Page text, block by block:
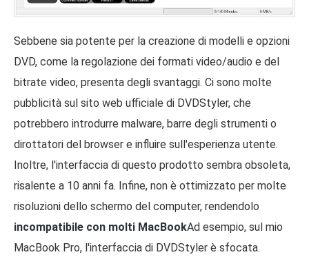
Sebbene sia potente per la creazione di modelli e opzioni
DVD, come la regolazione dei formati video/audio e del
bitrate video, presenta degli svantaggi. Ci sono molte
pubblicità sul sito web ufficiale di DVDStyler, che
potrebbero introdurre malware, barre degli strumenti o
dirottatori del browser e influire sull'esperienza utente.
Inoltre, l'interfaccia di questo prodotto sembra obsoleta,
risalente a 10 anni fa. Infine, non è ottimizzato per molte
risoluzioni dello schermo del computer, rendendolo
incompatibile con molti MacBookAd esempio, sul mio
MacBook Pro, l'interfaccia di DVDStyler è sfocata.